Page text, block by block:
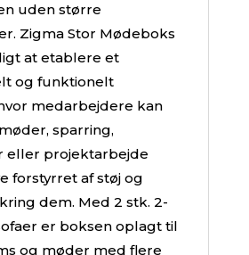
uden større
Zigma Stor Mødeboks
at etablere et
og funktionelt
medarbejdere kan
sparring,
eller projektarbejde
forstyrret af støj og
dem. Med 2 stk. 2-
er boksen oplagt til
og møder med flere